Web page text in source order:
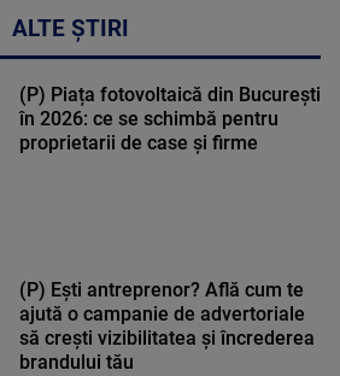
ALTE ȘTIRI
(P) Piața fotovoltaică din București
în 2026: ce se schimbă pentru
proprietarii de case și firme
(P) Ești antreprenor? Află cum te
ajută o campanie de advertoriale
să crești vizibilitatea și încrederea
brandului tău